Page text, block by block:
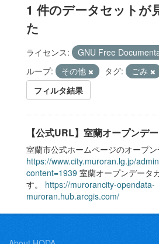
1 件のデータセットが
た
ライセンス: GNU Free
ループ:
その他 タグ: ごみ
フィルタ結果
【公式URL】室蘭オープンデ
室蘭市公式ホームページのオープ
https://www.city.muroran.lg.jp/
content=1939 室蘭オープンデータ
す。 https://murorancity-opendata-
muroran.hub.arcgis.com/